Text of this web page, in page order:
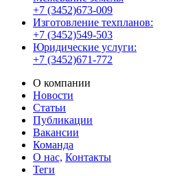
+7 (3452)673-009
Изготовление техпланов:
+7 (3452)549-503
Юридические услуги:
+7 (3452)671-772
О компании
Новости
Статьи
Публикации
Вакансии
Команда
О нас, Контакты
Теги